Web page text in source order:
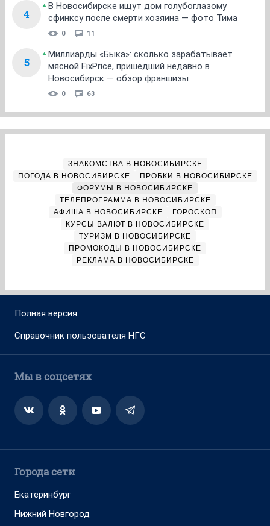
4
В Новосибирске ищут дом голубоглазому
сфинксу после смерти хозяина — фото Тима
0 11
5
Миллиарды «Быка»: сколько зарабатывает
мясной FixPrice, пришедший недавно в
Новосибирск — обзор франшизы
0 63
ЗНАКОМСТВА В НОВОСИБИРСКЕ
ПОГОДА В НОВОСИБИРСКЕ
ПРОБКИ В НОВОСИБИРСКЕ
ФОРУМЫ В НОВОСИБИРСКЕ
ТЕЛЕПРОГРАММА В НОВОСИБИРСКЕ
АФИША В НОВОСИБИРСКЕ
ГОРОСКОП
КУРСЫ ВАЛЮТ В НОВОСИБИРСКЕ
ТУРИЗМ В НОВОСИБИРСКЕ
ПРОМОКОДЫ В НОВОСИБИРСКЕ
РЕКЛАМА В НОВОСИБИРСКЕ
Полная версия
Справочник пользователя НГС
Мы в соцсетях
Города сети
Екатеринбург
Нижний Новгород